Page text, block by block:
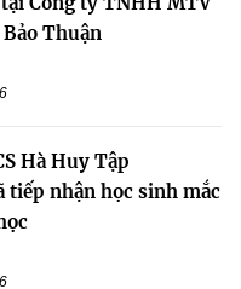
Thuận
Hà Huy Tập
tiếp nhận học sinh mắc